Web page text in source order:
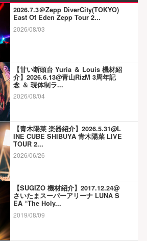
2026.7.3＠Zepp DiverCity(TOKYO)
East Of Eden Zepp Tour 2...
2026/08/03
【甘い断頭台 Yuria ＆ Louis 機材紹
介】2026.6.13@青山RizM 3周年記
念 ＆ 現体制ラ...
2026/08/04
【青木陽菜 楽器紹介】2026.5.31@L
INE CUBE SHIBUYA 青木陽菜 LIVE
TOUR 2...
2026/06/26
【SUGIZO 機材紹介】2017.12.24@
さいたまスーパーアリーナ LUNA S
EA “The Holy...
2019/08/09